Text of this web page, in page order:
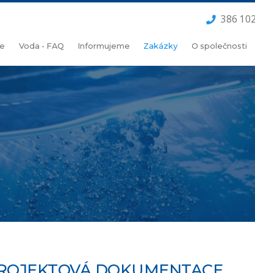
386
Voda - FAQ Informujeme Zakázky O společnosti